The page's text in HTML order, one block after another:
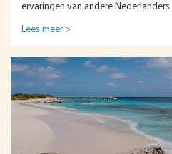
ervaringen van andere Nederlanders.
Lees meer >